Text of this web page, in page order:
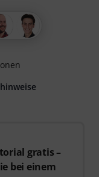
gratis –
bei einem